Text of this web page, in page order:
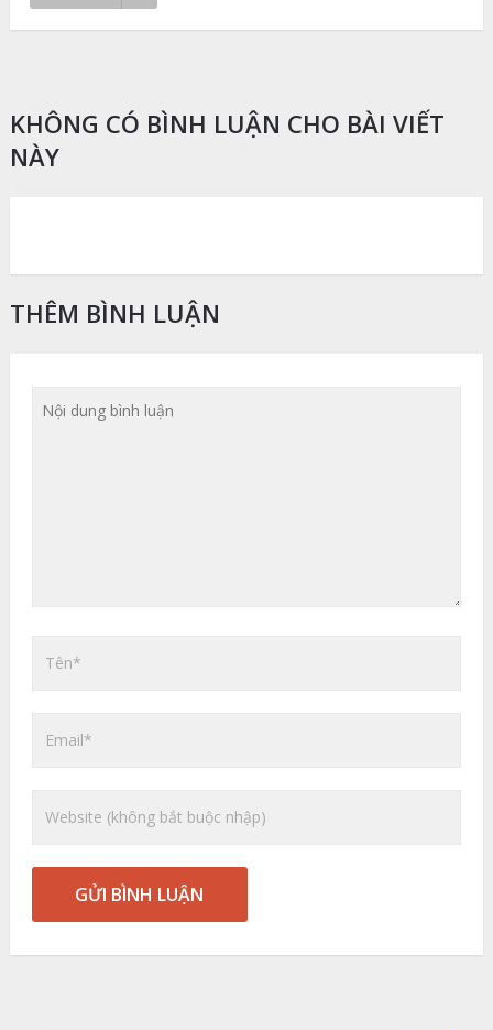
KHÔNG CÓ BÌNH LUẬN CHO BÀI VIẾT
NÀY
THÊM BÌNH LUẬN